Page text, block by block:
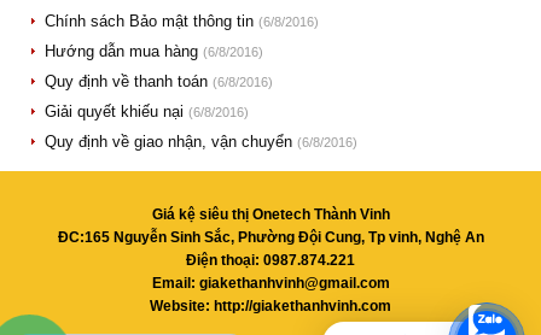
Chính sách Bảo mật thông tin (6/8/2016)
Hướng dẫn mua hàng (6/8/2016)
Quy định về thanh toán (6/8/2016)
Giải quyết khiếu nại (6/8/2016)
Quy định về giao nhận, vận chuyển (6/8/2016)
Giá kệ siêu thị Onetech Thành Vinh
ĐC:165 Nguyễn Sinh Sắc, Phường Đội Cung, Tp vinh, Nghệ An
Điện thoại: 0987.874.221
Email: giakethanhvinh@gmail.com
Website: http://giakethanhvinh.com